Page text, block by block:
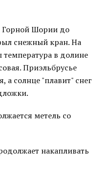
Горной Шории до
снежный кран. На
в долине
Приэльбрусье
а солнце "плавит" снег
метель со
накапливать